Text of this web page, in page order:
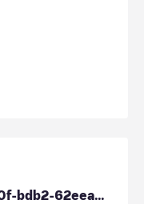
ÖAMTC/ca37c013-7ab8-470f-bdb2-62eea189e2a7